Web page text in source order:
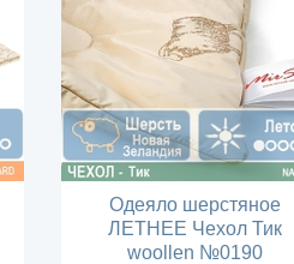
Одеяло шерстяное
ЛЕТНЕЕ Чехол Тик
woollen №0190